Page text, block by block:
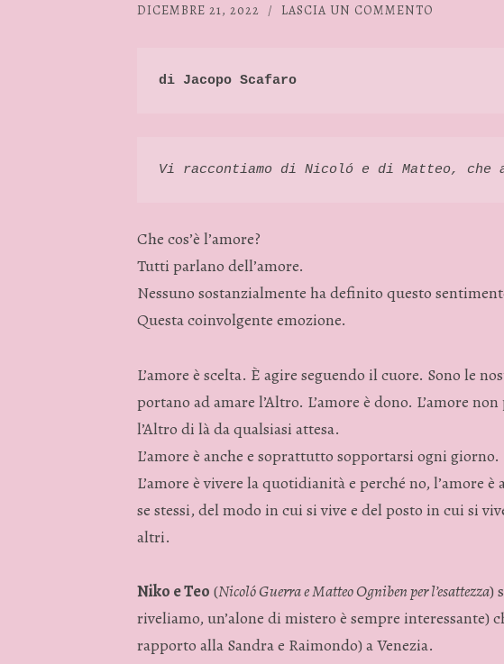
DICEMBRE 21, 2022 / LASCIA UN COMMENTO
di Jacopo Scafaro
Vi raccontiamo di Nicoló e di Matteo,
Che cos’è l’amore?
Tutti parlano dell’amore.
Nessuno sostanzialmente ha definito questo
Questa coinvolgente emozione.
L’amore è scelta. È agire seguendo il cuore. Sono le
portano ad amare l’Altro. L’amore è dono. L’amore
l’Altro di là da qualsiasi attesa.
L’amore è anche e soprattutto sopportarsi ogni giorno.
L’amore è vivere la quotidianità e perché no, l’amore
se stessi, del modo in cui si vive e del posto in cui si
altri.
Niko e Teo (Nicoló Guerra e Matteo Ogniben per l’esattezza)
riveliamo, un’alone di mistero è sempre interessante)
rapporto alla Sandra e Raimondo) a Venezia.